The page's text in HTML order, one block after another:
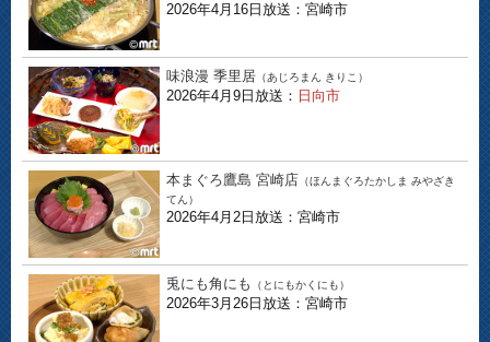
2026年4月16日放送：宮崎市
味浪漫 季里居 （あじろまん きりこ）
2026年4月9日放送： 日向市
本まぐろ鷹島 宮崎店 （ほんまぐろたかしま みやざき
てん）
2026年4月2日放送：宮崎市
兎にも角にも （とにもかくにも）
2026年3月26日放送：宮崎市